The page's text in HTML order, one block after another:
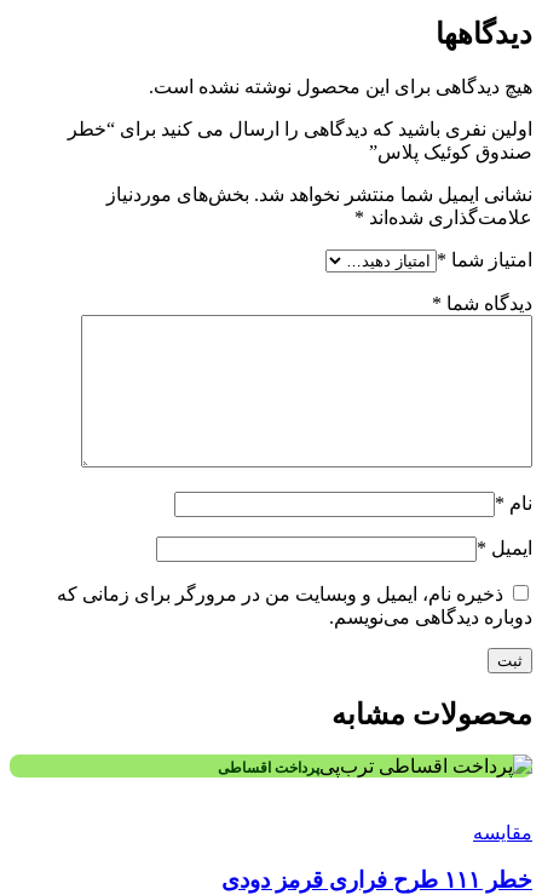
دیدگاهها
هیچ دیدگاهی برای این محصول نوشته نشده است.
اولین نفری باشید که دیدگاهی را ارسال می کنید برای “خطر
صندوق کوئیک پلاس”
نشانی ایمیل شما منتشر نخواهد شد. بخش‌های موردنیاز
علامت‌گذاری شده‌اند *
امتیاز شما *
دیدگاه شما *
نام *
ایمیل *
ذخیره نام، ایمیل و وبسایت من در مرورگر برای زمانی که
دوباره دیدگاهی می‌نویسم.
محصولات مشابه
پرداخت اقساطی
مقایسه
خطر ۱۱۱ طرح فراری قرمز دودی